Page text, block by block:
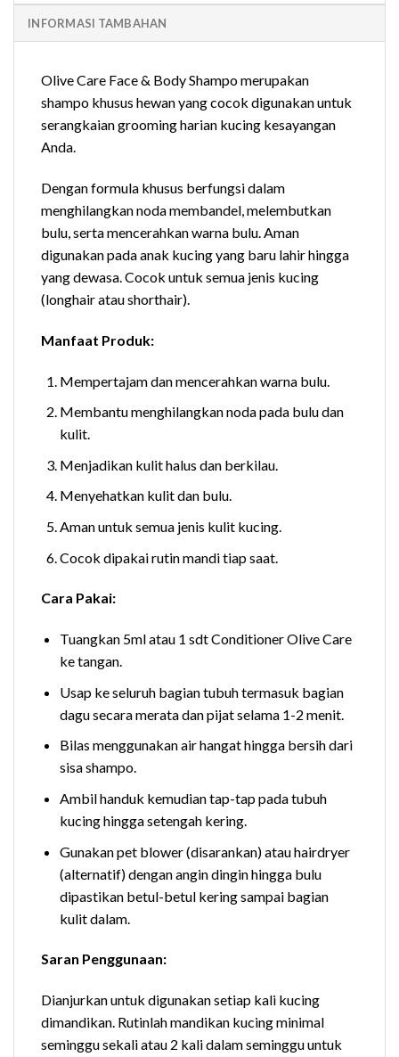
INFORMASI TAMBAHAN
Olive Care Face & Body Shampo merupakan
shampo khusus hewan yang cocok digunakan untuk
serangkaian grooming harian kucing kesayangan
Anda.
Dengan formula khusus berfungsi dalam
menghilangkan noda membandel, melembutkan
bulu, serta mencerahkan warna bulu. Aman
digunakan pada anak kucing yang baru lahir hingga
yang dewasa. Cocok untuk semua jenis kucing
(longhair atau shorthair).
Manfaat Produk:
Mempertajam dan mencerahkan warna bulu.
Membantu menghilangkan noda pada bulu dan
kulit.
Menjadikan kulit halus dan berkilau.
Menyehatkan kulit dan bulu.
Aman untuk semua jenis kulit kucing.
Cocok dipakai rutin mandi tiap saat.
Cara Pakai:
Tuangkan 5ml atau 1 sdt Conditioner Olive Care
ke tangan.
Usap ke seluruh bagian tubuh termasuk bagian
dagu secara merata dan pijat selama 1-2 menit.
Bilas menggunakan air hangat hingga bersih dari
sisa shampo.
Ambil handuk kemudian tap-tap pada tubuh
kucing hingga setengah kering.
Gunakan pet blower (disarankan) atau hairdryer
(alternatif) dengan angin dingin hingga bulu
dipastikan betul-betul kering sampai bagian
kulit dalam.
Saran Penggunaan:
Dianjurkan untuk digunakan setiap kali kucing
dimandikan. Rutinlah mandikan kucing minimal
seminggu sekali atau 2 kali dalam seminggu untuk